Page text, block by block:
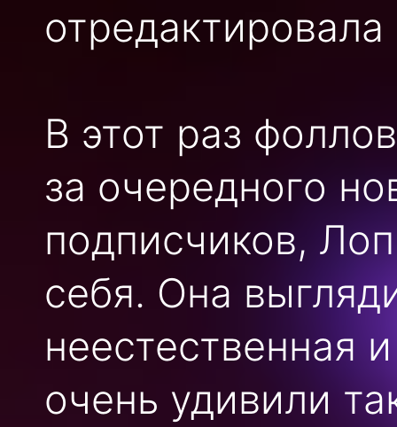
В этот раз
за очередного
подписчиков,
себя. Она
неестественная
очень удивили